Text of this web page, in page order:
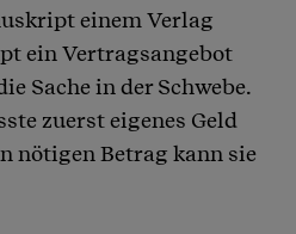
einem Verlag
ein Vertragsangebot
Sache in der Schwebe.
zuerst eigenes Geld
nötigen Betrag kann sie